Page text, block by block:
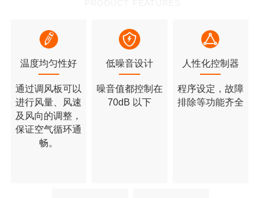
温度均匀性好
通过调风板可以
进行风量、风速
及风向的调整，
保证空气循环通
畅。
低噪音设计
噪音值都控制在
70dB 以下
人性化控制器
程序设定，故障
排除等功能齐全